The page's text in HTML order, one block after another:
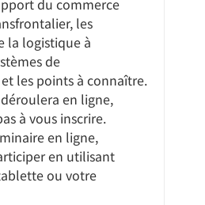
du commerce
les
la logistique à
de
les points à connaître.
en ligne,
à vous inscrire.
en ligne,
en utilisant
ou votre